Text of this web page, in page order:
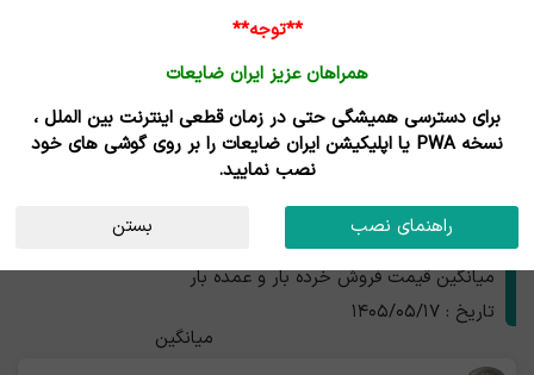
قیمت روز خریداران فروشندگان
نتایج جستجوی قیمت
استان
قیمت محصولات شیشه
میانگین قیمت فروش خرده بار و عمده بار
تاریخ : ۱۴۰۵/۰۵/۱۷
میانگین
**توجه**
همراهان عزیز ایران ضایعات
برای دسترسی همیشگی حتی در زمان قطعی اینترنت بین الملل ،
نسخه PWA یا اپلیکیشن ایران ضایعات را بر روی گوشی های خود
نصب نمایید.
راهنمای نصب بستن